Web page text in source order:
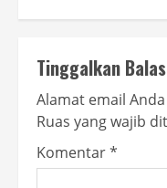
Tinggalkan
Alamat email
Ruas yang wajib
Komentar*